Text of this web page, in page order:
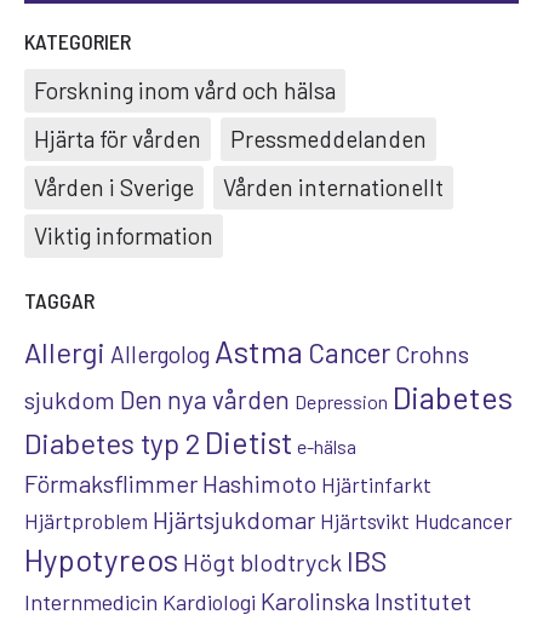
KATEGORIER
Forskning inom vård och hälsa
Hjärta för vården
Pressmeddelanden
Vården i Sverige
Vården internationellt
Viktig information
TAGGAR
Allergi Allergolog Astma Cancer Crohns
sjukdom Den nya vården Depression Diabetes
Diabetes typ 2 Dietist e-hälsa
Förmaksflimmer Hashimoto Hjärtinfarkt
Hjärtproblem Hjärtsjukdomar Hjärtsvikt Hudcancer
Hypotyreos Högt blodtryck IBS
Internmedicin Kardiologi Karolinska Institutet